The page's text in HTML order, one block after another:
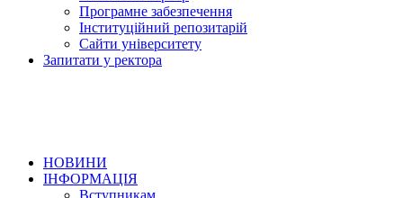
Програмне забезпечення
Інституційний репозитарій
Сайти університету
Запитати у ректора
НОВИНИ
ІНФОРМАЦІЯ
Вступникам